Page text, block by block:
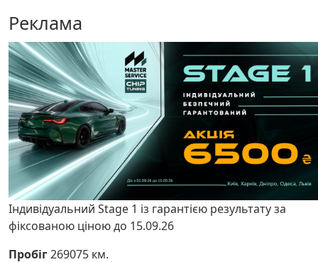
Реклама
Індивідуальний Stage 1 із гарантією результату за
фіксованою ціною до 15.09.26
Пробіг269075 км.